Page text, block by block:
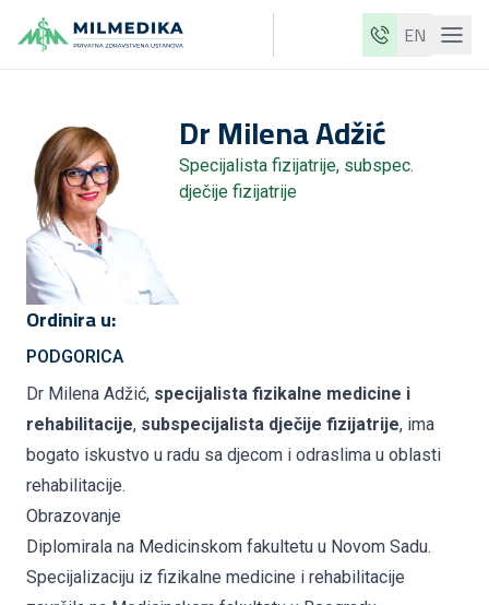
EN
Naše klinike
Usluge
Ljekari
Cjenovnik
O nama
Aktuelnosti
Blog
Kontakt
ME EN
DrMilenaAdžić
Specijalista fizijatrije, subspec.
dječije fizijatrije
Ordinira u:
PODGORICA
Dr Milena Adžić, specijalista fizikalne medicine i
rehabilitacije, subspecijalista dječije fizijatrije, ima
bogato iskustvo u radu sa djecom i odraslima u oblasti
rehabilitacije.
Obrazovanje
Diplomirala na Medicinskom fakultetu u Novom Sadu.
Specijalizaciju iz fizikalne medicine i rehabilitacije